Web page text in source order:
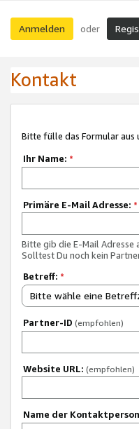
Anmelden oder
Kontakt
Bitte fülle das Formular aus
Ihr Name: *
Primäre E-Mail Adresse: *
Bitte gib die E-Mail Adresse
Solltest Du noch kein
Betreff: *
Bitte wähle eine
Partner-ID (empfohlen)
Website URL: (empfohlen)
Name der Kontaktperson